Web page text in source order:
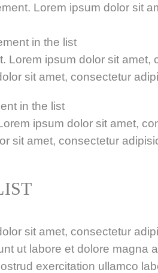
Lorem ipsum dolor sit
in the list
Lorem ipsum dolor sit amet,
sit amet, consectetur
in the list
ipsum dolor sit amet,
sit amet, consectetur
sit amet, consectetur
ut labore et dolore magna
exercitation ullamco